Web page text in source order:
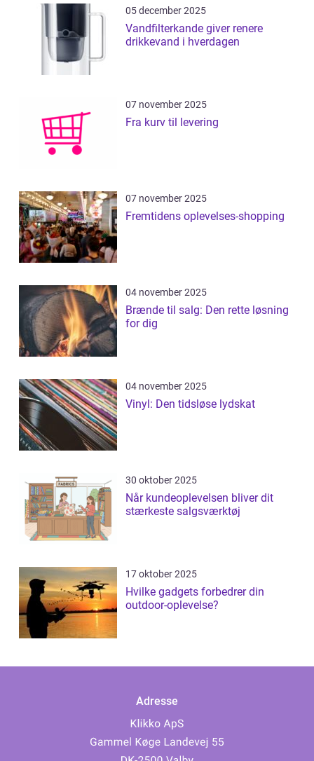
05 december 2025
Vandfilterkande giver renere
drikkevand i hverdagen
07 november 2025
Fra kurv til levering
07 november 2025
Fremtidens oplevelses-shopping
04 november 2025
Brænde til salg: Den rette løsning
for dig
04 november 2025
Vinyl: Den tidsløse lydskat
30 oktober 2025
Når kundeoplevelsen bliver dit
stærkeste salgsværktøj
17 oktober 2025
Hvilke gadgets forbedrer din
outdoor-oplevelse?
Adresse